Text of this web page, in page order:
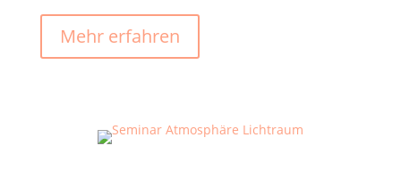
Mehr erfahren